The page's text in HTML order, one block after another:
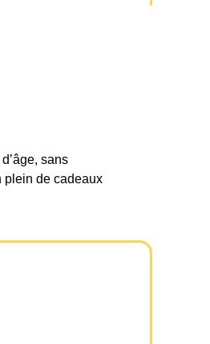
sans
plein de cadeaux